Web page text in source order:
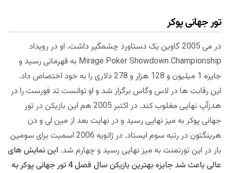
تور جهانی پوکر
در می 2005 گاوین یک دستاورد چشمگیر داشت. او در رویداد
Mirage Poker Showdown Championship به قهرمانی رسید و
جایزه 1 میلیون و 128 هزار و 278 دلاری را به خود اختصاص داد.
این رقابت ها در لاس وگاس برگزار شد و او توانست تد فورست را در
هدزآپ نهایی مغلوب کند. در اکتبر 2005 هم این بازیکن در تور
جهانی پوکر به میز نهایی رسید و در نهایت بعد از مین لی و دن
هرینگتون در رتبه سوم ایستاد. در ژانویه 2006 اسمیت برای سومین
بار در این تورنمنت به میز نهایی رسید و چهارم شد. این نمایش های
عالی باعث شد جایزه بهترین بازیکن سال فصل 4 تور جهانی پوکر به